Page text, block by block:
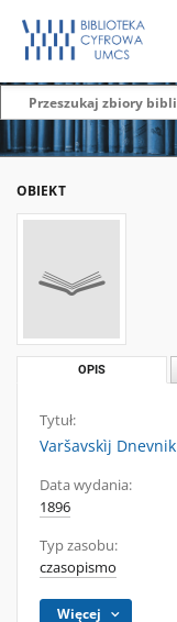
OBIEKT
OPIS
Tytuł:
Varšavskìj
Data wydania:
1896
Typ zasobu:
czasopismo
Więcej